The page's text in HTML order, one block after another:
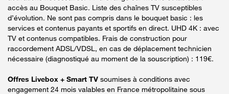
accès au Bouquet Basic. Liste des chaînes TV susceptibles
d’évolution. Ne sont pas compris dans le bouquet basic : les
services et contenus payants et sportifs en direct. UHD 4K : avec
TV et contenus compatibles. Frais de construction pour
raccordement ADSL/VDSL, en cas de déplacement technicien
nécessaire (diagnostiqué au moment de la souscription) : 119€.
Offres Livebox + Smart TV soumises à conditions avec
engagement 24 mois valables en France métropolitaine sous